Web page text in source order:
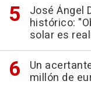
José Ángel
histórico:
solar es
Un
millón de